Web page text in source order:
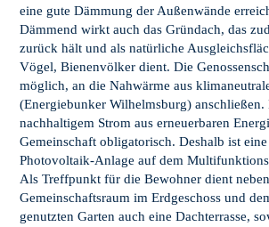
eine gute Dämmung der Außenwände
Dämmend wirkt auch das Gründach, das
zurück hält und als natürliche
Vögel, Bienenvölker dient. Die
möglich, an die Nahwärme aus
(Energiebunker Wilhelmsburg)
nachhaltigem Strom aus erneuerbaren
Gemeinschaft obligatorisch. Deshalb ist eine
Photovoltaik-Anlage auf dem
Als Treffpunkt für die Bewohner dient
Gemeinschaftsraum im Erdgeschoss und
genutzten Garten auch eine Dachterrasse,